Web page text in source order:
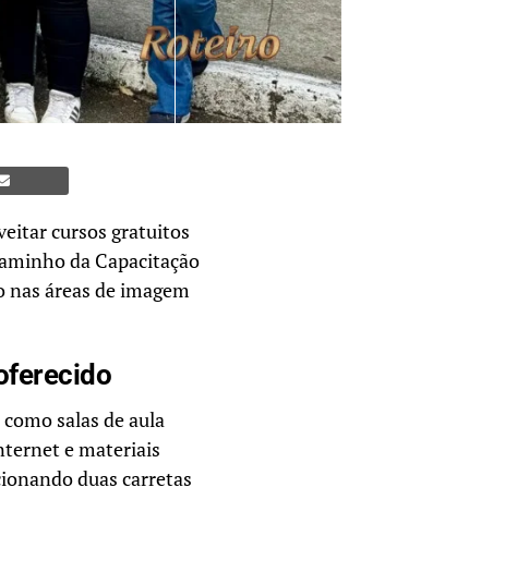
cursos gratuitos
da Capacitação
áreas de imagem
salas de aula
e materiais
duas carretas